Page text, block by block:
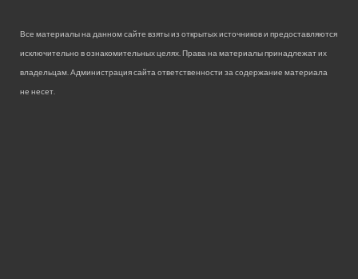
Все материалы на данном сайте взяты из открытых источников и предоставляются
исключительно в ознакомительных целях. Права на материалы принадлежат их
владельцам. Администрация сайта ответственности за содержание материала
не несет.